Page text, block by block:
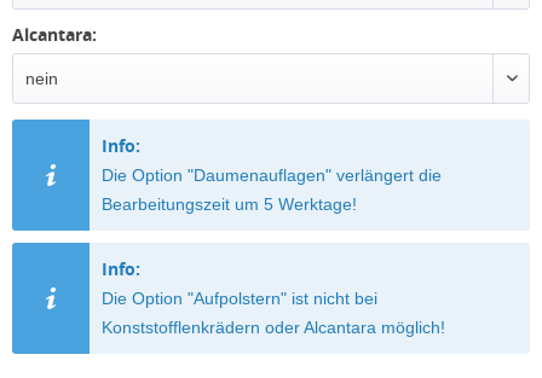
Alcantara:
Info:
Die Option "Daumenauflagen" verlängert die
Bearbeitungszeit um 5 Werktage!
Info:
Die Option "Aufpolstern" ist nicht bei
Konststofflenkrädern oder Alcantara möglich!